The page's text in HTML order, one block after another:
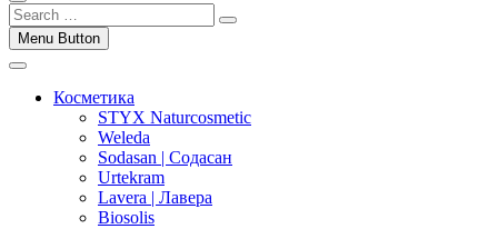
Menu Button
Косметика
STYX Naturcosmetic
Weleda
Sodasan | Содасан
Urtekram
Lavera | Лавера
Biosolis